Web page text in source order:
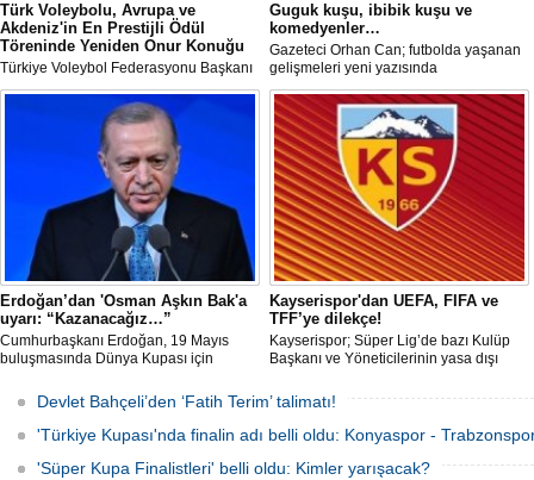
Türk Voleybolu, Avrupa ve
Akdeniz'in En Prestijli Ödül
Töreninde Yeniden Onur Konuğu
Türkiye Voleybol Federasyonu Başkanı
Mehmet Akif Üstündağ ile A Milli Kadın
Voleybol Takımı Başantrenörü Daniele
Santarelli, İtalya'nın başkenti Roma'da
düzenlenecek Euro-Mediterranean
Excellence Award 2026 (Akdeniz
Mükemmeliyet Ödülü) törenine 2. kez
resmi olarak davet edildi.
Guguk kuşu, ibibik kuşu ve
komedyenler…
Gazeteci Orhan Can; futbolda yaşanan
gelişmeleri yeni yazısında
değerlendirdi.
Erdoğan’dan 'Osman Aşkın Bak'a
uyarı: “Kazanacağız…”
Cumhurbaşkanı Erdoğan, 19 Mayıs
buluşmasında Dünya Kupası için
Spor Bakanı Osman Aşkın Bak’a,
"Sürpriz yapabiliriz deme, kazanacağız
diyeceksin" sözleriyle müdahale etti.
Kayserispor'dan UEFA, FIFA ve
TFF’ye dilekçe!
Kayserispor; Süper Lig’de bazı Kulüp
Başkanı ve Yöneticilerinin yasa dışı
ve FIFA’ya resmi dilekçe göndererek
ligin tescil edilmemesini talep edecek.
Devlet Bahçeli’den ‘Fatih Terim’ talimatı!
'Türkiye Kupası'nda finalin adı belli oldu: Konyaspor -
'Süper Kupa Finalistleri' belli oldu: Kimler yarışacak?